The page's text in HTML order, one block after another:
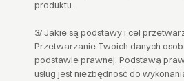
produktu.
3/ Jakie są podstawy i cel
Przetwarzanie Twoich danych
podstawie prawnej. Podstawą
usług jest niezbędność do